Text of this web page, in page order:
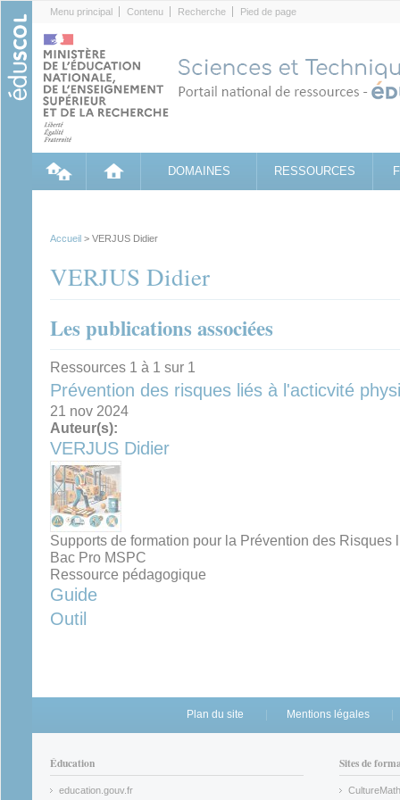
Menu principal Contenu Recherche Pied de page
DOMAINES RESSOURCES
Accueil > VERJUS Didier
VERJUS Didier
Les publications associées
Ressources 1 à 1 sur 1
Prévention des risques liés à l'acticvité
21 nov 2024
Auteur(s):
VERJUS Didier
Supports de formation pour la Prévention des
Bac Pro MSPC
Ressource pédagogique
Guide
Outil
Plan du site Mentions légales
Éducation
education.gouv.fr
Sites de
CultureMath